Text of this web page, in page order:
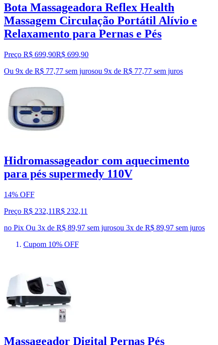
Bota Massageadora Reflex Health
Massagem Circulação Portátil Alívio e
Relaxamento para Pernas e Pés
Preço R$ 699,90R$ 699,90
Ou 9x de R$ 77,77 sem jurosou 9x de R$ 77,77 sem juros
Hidromassageador com aquecimento
para pés supermedy 110V
14% OFF
Preço R$ 232,11R$ 232,11
no Pix Ou 3x de R$ 89,97 sem jurosou 3x de R$ 89,97 sem juros
Cupom 10% OFF
Massageador Digital Pernas Pés